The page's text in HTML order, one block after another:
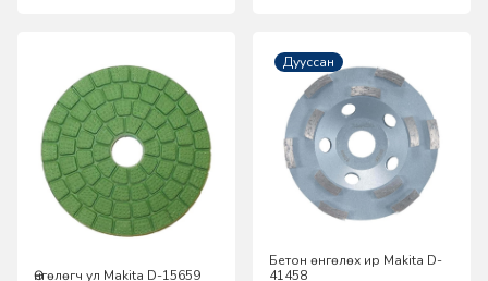
Өнгөлөгч ул Makita D-15659
Дууссан
Бетон өнгөлөх ир Makita D-
41458